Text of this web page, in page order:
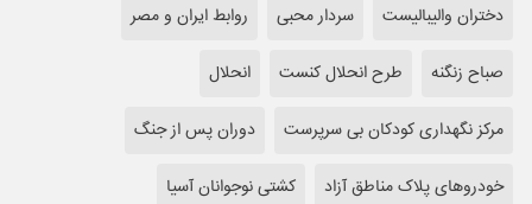
دختران والیبالیست
سردار محبی
روابط ایران و مصر
صباح زنگنه
طرح انحلال کنست
انحلال
مرکز نگهداری کودکان بی سرپرست
دوران پس از جنگ
خودروهای پلاک مناطق آزاد
کشتی نوجوانان آسیا